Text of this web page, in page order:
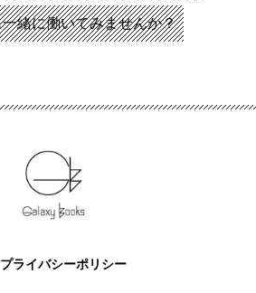
プライバシーポリシー